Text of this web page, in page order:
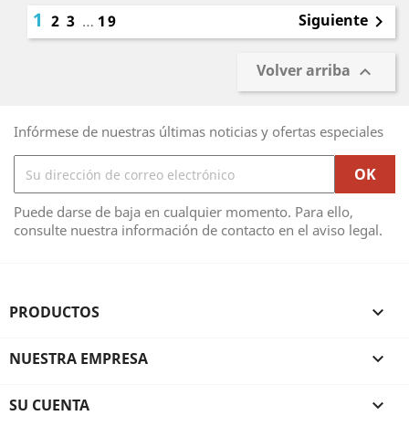
1 2 3 … 19 Siguiente 
Volver arriba 
Infórmese de nuestras últimas noticias y ofertas especiales
Puede darse de baja en cualquier momento. Para ello,
consulte nuestra información de contacto en el aviso legal.
PRODUCTOS 
NUESTRA EMPRESA 
SU CUENTA 